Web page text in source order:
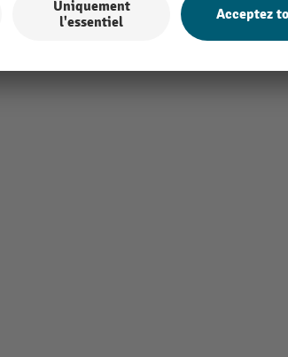
Afficher tous les détails techniques